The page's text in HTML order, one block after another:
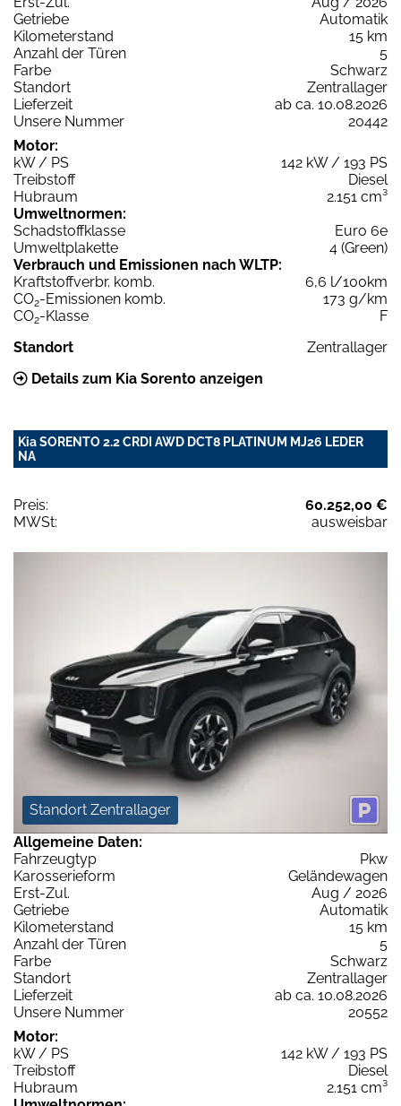
Getriebe
Automatik
Kilometerstand
15 km
Anzahl der Türen
5
Farbe
Schwarz
Standort
Zentrallager
Lieferzeit
ab ca. 10.08.2026
Unsere Nummer
20442
Motor:
kW / PS
142 kW / 193 PS
Treibstoff
Diesel
Hubraum
2.151 cm³
Umweltnormen:
Schadstoffklasse
Euro 6e
Umweltplakette
4 (Green)
Verbrauch und Emissionen nach WLTP:
Kraftstoffverbr. komb.
6,6 l/100km
CO2-Emissionen komb.
173 g/km
CO2-Klasse
F
Standort
Zentrallager
Details zum Kia Sorento anzeigen
Kia SORENTO 2.2 CRDI AWD DCT8 PLATINUM MJ26 LEDER
NA
Preis:
60.252,00 €
MWSt:
ausweisbar
Standort Zentrallager
Allgemeine Daten:
Fahrzeugtyp
Pkw
Karosserieform
Geländewagen
Erst-Zul.
Aug / 2026
Getriebe
Automatik
Kilometerstand
15 km
Anzahl der Türen
5
Farbe
Schwarz
Standort
Zentrallager
Lieferzeit
ab ca. 10.08.2026
Unsere Nummer
20552
Motor:
kW / PS
142 kW / 193 PS
Treibstoff
Diesel
Hubraum
2.151 cm³